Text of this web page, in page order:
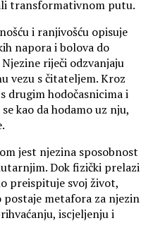
transformativnom putu.
i ranjivošću opisuje
napora i bolova do
riječi odzvanjaju
vezu s čitateljem. Kroz
drugim hodočasnicima i
kao da hodamo uz nju,
jest njezina sposobnost
Dok fizički prelazi
preispituje svoj život,
postaje metafora za njezin
iscjeljenju i